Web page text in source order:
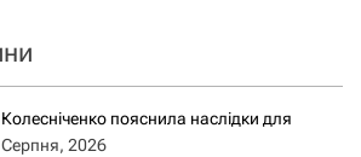
пояснила наслідки для
2026